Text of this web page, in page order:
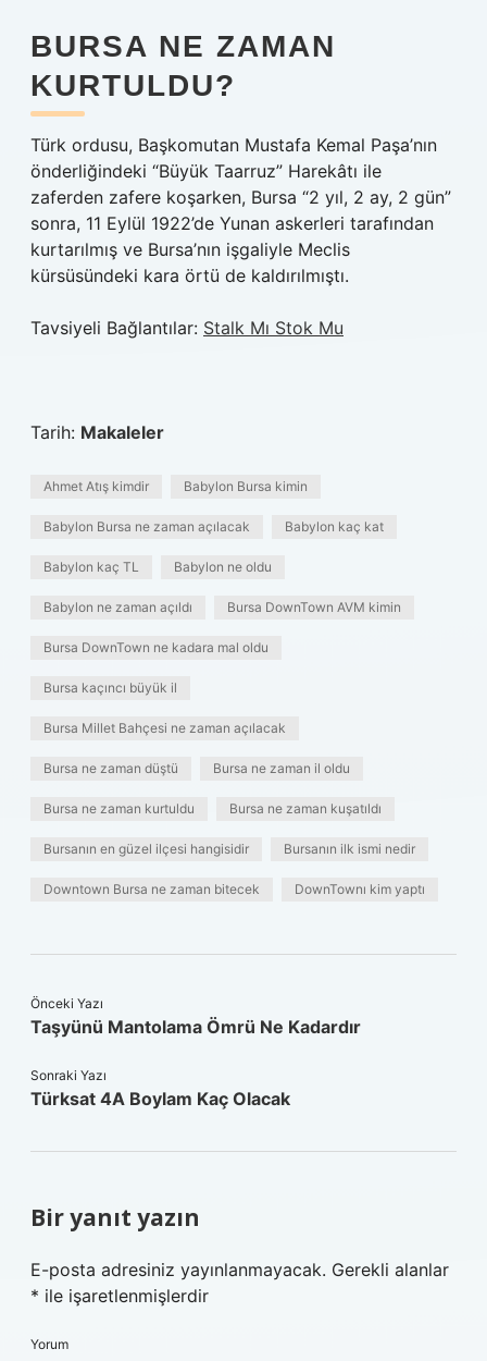
BURSA NE ZAMAN
KURTULDU?
Türk ordusu, Başkomutan Mustafa Kemal Paşa’nın
önderliğindeki “Büyük Taarruz” Harekâtı ile
zaferden zafere koşarken, Bursa “2 yıl, 2 ay, 2 gün”
sonra, 11 Eylül 1922’de Yunan askerleri tarafından
kurtarılmış ve Bursa’nın işgaliyle Meclis
kürsüsündeki kara örtü de kaldırılmıştı.
Tavsiyeli Bağlantılar: Stalk Mı Stok Mu
Tarih: Makaleler
Ahmet Atış kimdir Babylon Bursa kimin
Babylon Bursa ne zaman açılacak Babylon kaç kat
Babylon kaç TL Babylon ne oldu
Babylon ne zaman açıldı Bursa DownTown AVM kimin
Bursa DownTown ne kadara mal oldu
Bursa kaçıncı büyük il
Bursa Millet Bahçesi ne zaman açılacak
Bursa ne zaman düştü Bursa ne zaman il oldu
Bursa ne zaman kurtuldu Bursa ne zaman kuşatıldı
Bursanın en güzel ilçesi hangisidir Bursanın ilk ismi nedir
Downtown Bursa ne zaman bitecek DownTownı kim yaptı
Önceki Yazı
Taşyünü Mantolama Ömrü Ne Kadardır
Sonraki Yazı
Türksat 4A Boylam Kaç Olacak
Bir yanıt yazın
E-posta adresiniz yayınlanmayacak. Gerekli alanlar
* ile işaretlenmişlerdir
Yorum